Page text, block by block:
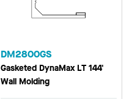
DM2800GS
Gasketed DynaMax LT 144'
Wall Molding